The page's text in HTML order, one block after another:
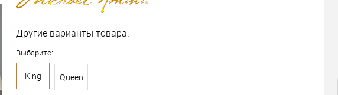
Другие варианты товара:
Выберите:
King Queen